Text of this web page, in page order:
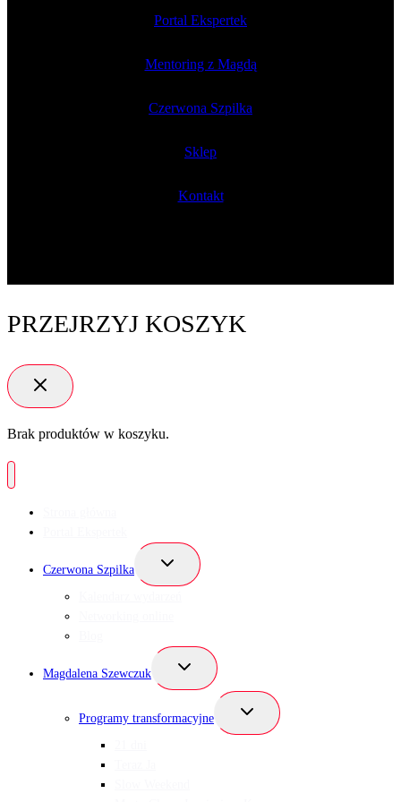
Portal Ekspertek
Mentoring z Magdą
Czerwona Szpilka
Sklep
Kontakt
PRZEJRZYJ KOSZYK
Brak produktów w koszyku.
Czerwona Szpilka
Przełącz
podrzędne
Magdalena Szewczuk
Przełącz
podrzędne
Programy transformacyjne
Przełącz
podrzędne